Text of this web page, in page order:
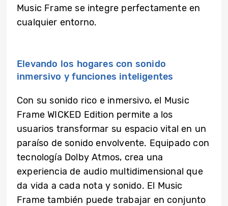
Music Frame se integre perfectamente en
cualquier entorno.
Elevando los hogares con sonido
inmersivo y funciones inteligentes
Con su sonido rico e inmersivo, el Music
Frame WICKED Edition permite a los
usuarios transformar su espacio vital en un
paraíso de sonido envolvente. Equipado con
tecnología Dolby Atmos, crea una
experiencia de audio multidimensional que
da vida a cada nota y sonido. El Music
Frame también puede trabajar en conjunto